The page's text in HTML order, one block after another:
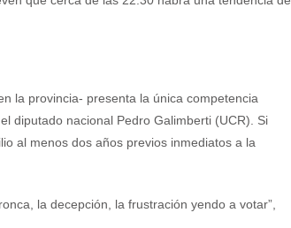
la provincia- presenta la única competencia
diputado nacional Pedro Galimberti (UCR). Si
al menos dos años previos inmediatos a la
la decepción, la frustración yendo a votar”,